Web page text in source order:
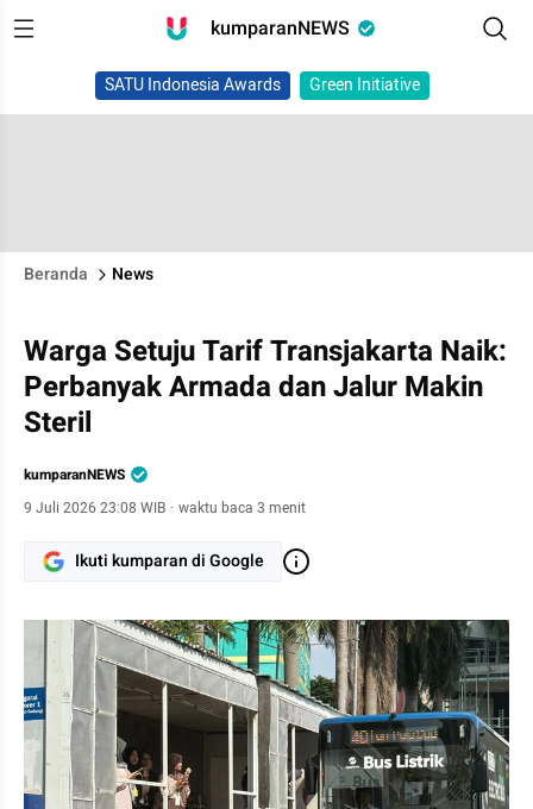
kumparanNEWS
SATU Indonesia Awards Green Initiative
Beranda News
Warga Setuju Tarif Transjakarta Naik:
Perbanyak Armada dan Jalur Makin
Steril
kumparanNEWS
9 Juli 2026 23:08 WIB · waktu baca 3 menit
Ikuti kumparan di Google